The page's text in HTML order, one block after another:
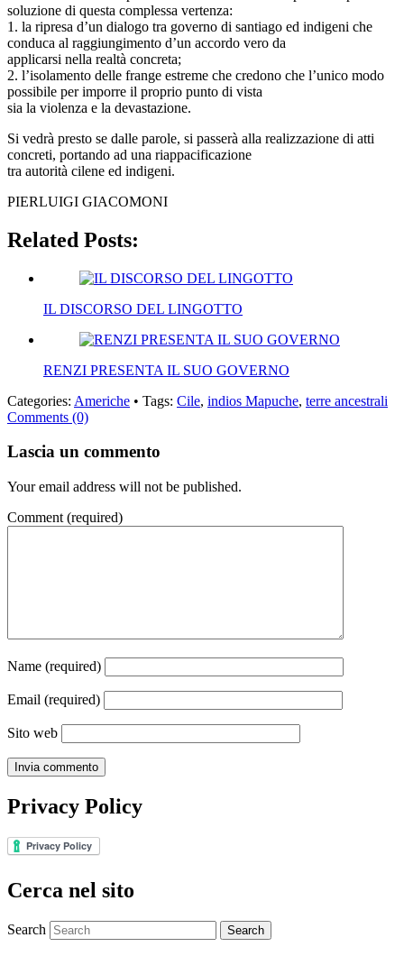
soluzione di questa complessa vertenza:
1. la ripresa d’un dialogo tra governo di santiago ed indigeni che
conduca al raggiungimento d’un accordo vero da
applicarsi nella realtà concreta;
2. l’isolamento delle frange estreme che credono che l’unico modo
possibile per imporre il proprio punto di vista
sia la violenza e la devastazione.
Si vedrà presto se dalle parole, si passerà alla realizzazione di atti
concreti, portando ad una riappacificazione
tra autorità cilene ed indigeni.
PIERLUIGI GIACOMONI
Related Posts:
IL DISCORSO DEL LINGOTTO
RENZI PRESENTA IL SUO GOVERNO
Categories: Americhe • Tags: Cile, indios Mapuche, terre ancestrali
Comments (0)
Lascia un commento
Your email address will not be published.
Comment (required)
Name (required)
Email (required)
Sito web
Privacy Policy
Cerca nel sito
Search